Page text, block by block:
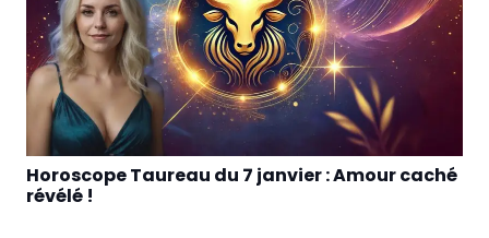
Horoscope Taureau du 7 janvier : Amour caché
révélé !